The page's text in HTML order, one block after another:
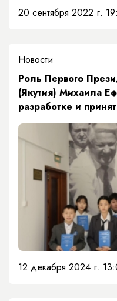
20 сентября 2022 г.
Новости
​Роль Первого
(Якутия) Михаила
разработке и
Российской
12 декабря 2024 г.